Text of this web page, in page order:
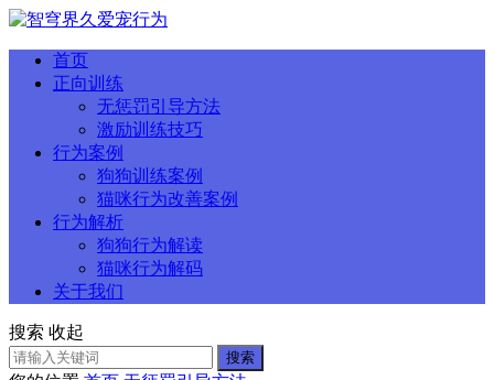
首页
正向训练
无惩罚引导方法
激励训练技巧
行为案例
狗狗训练案例
猫咪行为改善案例
行为解析
狗狗行为解读
猫咪行为解码
关于我们
搜索 收起
搜索